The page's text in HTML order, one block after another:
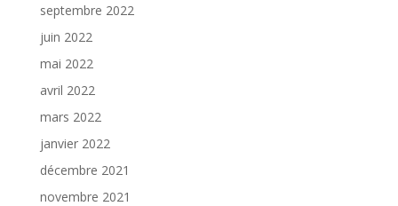
septembre 2022
juin 2022
mai 2022
avril 2022
mars 2022
janvier 2022
décembre 2021
novembre 2021